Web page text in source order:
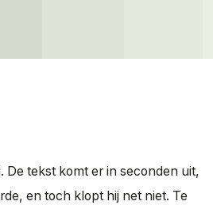
De tekst komt er in seconden uit,
en toch klopt hij net niet. Te